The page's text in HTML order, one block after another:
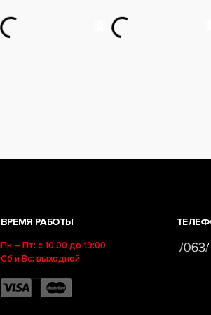
ВРЕМЯ РАБОТЫ
Пн – Пт: с 10:00 до 19:00
Сб и Вс: выходной